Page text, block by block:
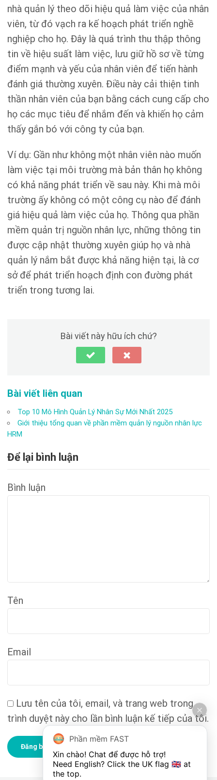
nhà quản lý theo dõi hiệu quả làm việc của nhân
viên, từ đó vạch ra kế hoạch phát triển nghề
nghiệp cho họ. Đây là quá trình thu thập thông
tin về hiệu suất làm việc, lưu giữ hồ sơ về từng
điểm mạnh và yếu của nhân viên để tiến hành
đánh giá thường xuyên. Điều này cải thiện tinh
thần nhân viên của bạn bằng cách cung cấp cho
họ các mục tiêu để nhắm đến và khiến họ cảm
thấy gắn bó với công ty của bạn.
Ví dụ: Gần như không một nhân viên nào muốn
làm việc tại môi trường mà bản thân họ không
có khả năng phát triển về sau này. Khi mà môi
trường ấy không có một công cụ nào để đánh
giá hiệu quả làm việc của họ. Thông qua phần
mềm quản trị nguồn nhân lực, những thông tin
được cập nhật thường xuyên giúp họ và nhà
quản lý nắm bắt được khả năng hiện tại, là cơ
sở để phát triển hoạch định con đường phát
triển trong tương lai.
Bài viết này hữu ích chứ?
Bài viết liên quan
Top 10 Mô Hình Quản Lý Nhân Sự Mới Nhất 2025
Giới thiệu tổng quan về phần mềm quản lý nguồn nhân lực
HRM
Để lại bình luận
Bình luận
Tên
Email
Lưu tên của tôi, email, và trang web trong
trình duyệt này cho lần bình luận kế tiếp của tôi.
Phần mềm FAST
Xin chào! Chat để được hỗ trợ!
Need English? Click the UK flag 🇬🇧 at
the top.